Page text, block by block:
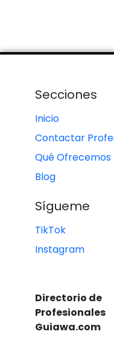
Secciones
Inicio
Contactar
Qué Ofrecemos
Blog
Sígueme
TikTok
Instagram
Directorio de
Profesionales
Guiawa.com